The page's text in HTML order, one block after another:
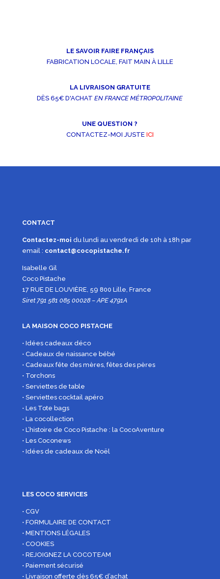
16,00€
LE SAVOIR FAIRE FRANÇAIS
FABRICATION LOCALE, FAIT MAIN À LILLE
LA LIVRAISON GRATUITE
DÈS 65€ D'ACHATEN FRANCE MÉTROPOLITAINE
UNE QUESTION ?
CONTACTEZ-MOI JUSTE ICI
CONTACT
Contactez-moi du lundi au vendredi de 10h à 18h par
email : contact@cocopistache.fr
Isabelle Gil
Coco Pistache
17 RUE DE LOUVIÈRE, 59 800 Lille, France
Siret 791 581 085 00028 – APE 4791A
LA MAISON COCO PISTACHE
• Idées cadeaux déco
• Cadeaux de naissance bébé
• Cadeaux fête des mères, fêtes des pères
• Torchons
• Serviettes de table
• Serviettes cocktail apéro
• Les Tote bags
• La cocollection
• L’histoire de Coco Pistache : la CocoAventure
• Les Coconews
• Idées de cadeaux de Noël
LES COCO SERVICES
• CGV
• FORMULAIRE DE CONTACT
• MENTIONS LÉGALES
• COOKIES
• REJOIGNEZ LA COCOTEAM
• Paiement sécurisé
• Livraison offerte dès 65€ d’achat